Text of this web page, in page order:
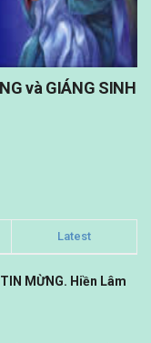
và GIÁNG SINH
Latest
MỪNG. Hiền Lâm